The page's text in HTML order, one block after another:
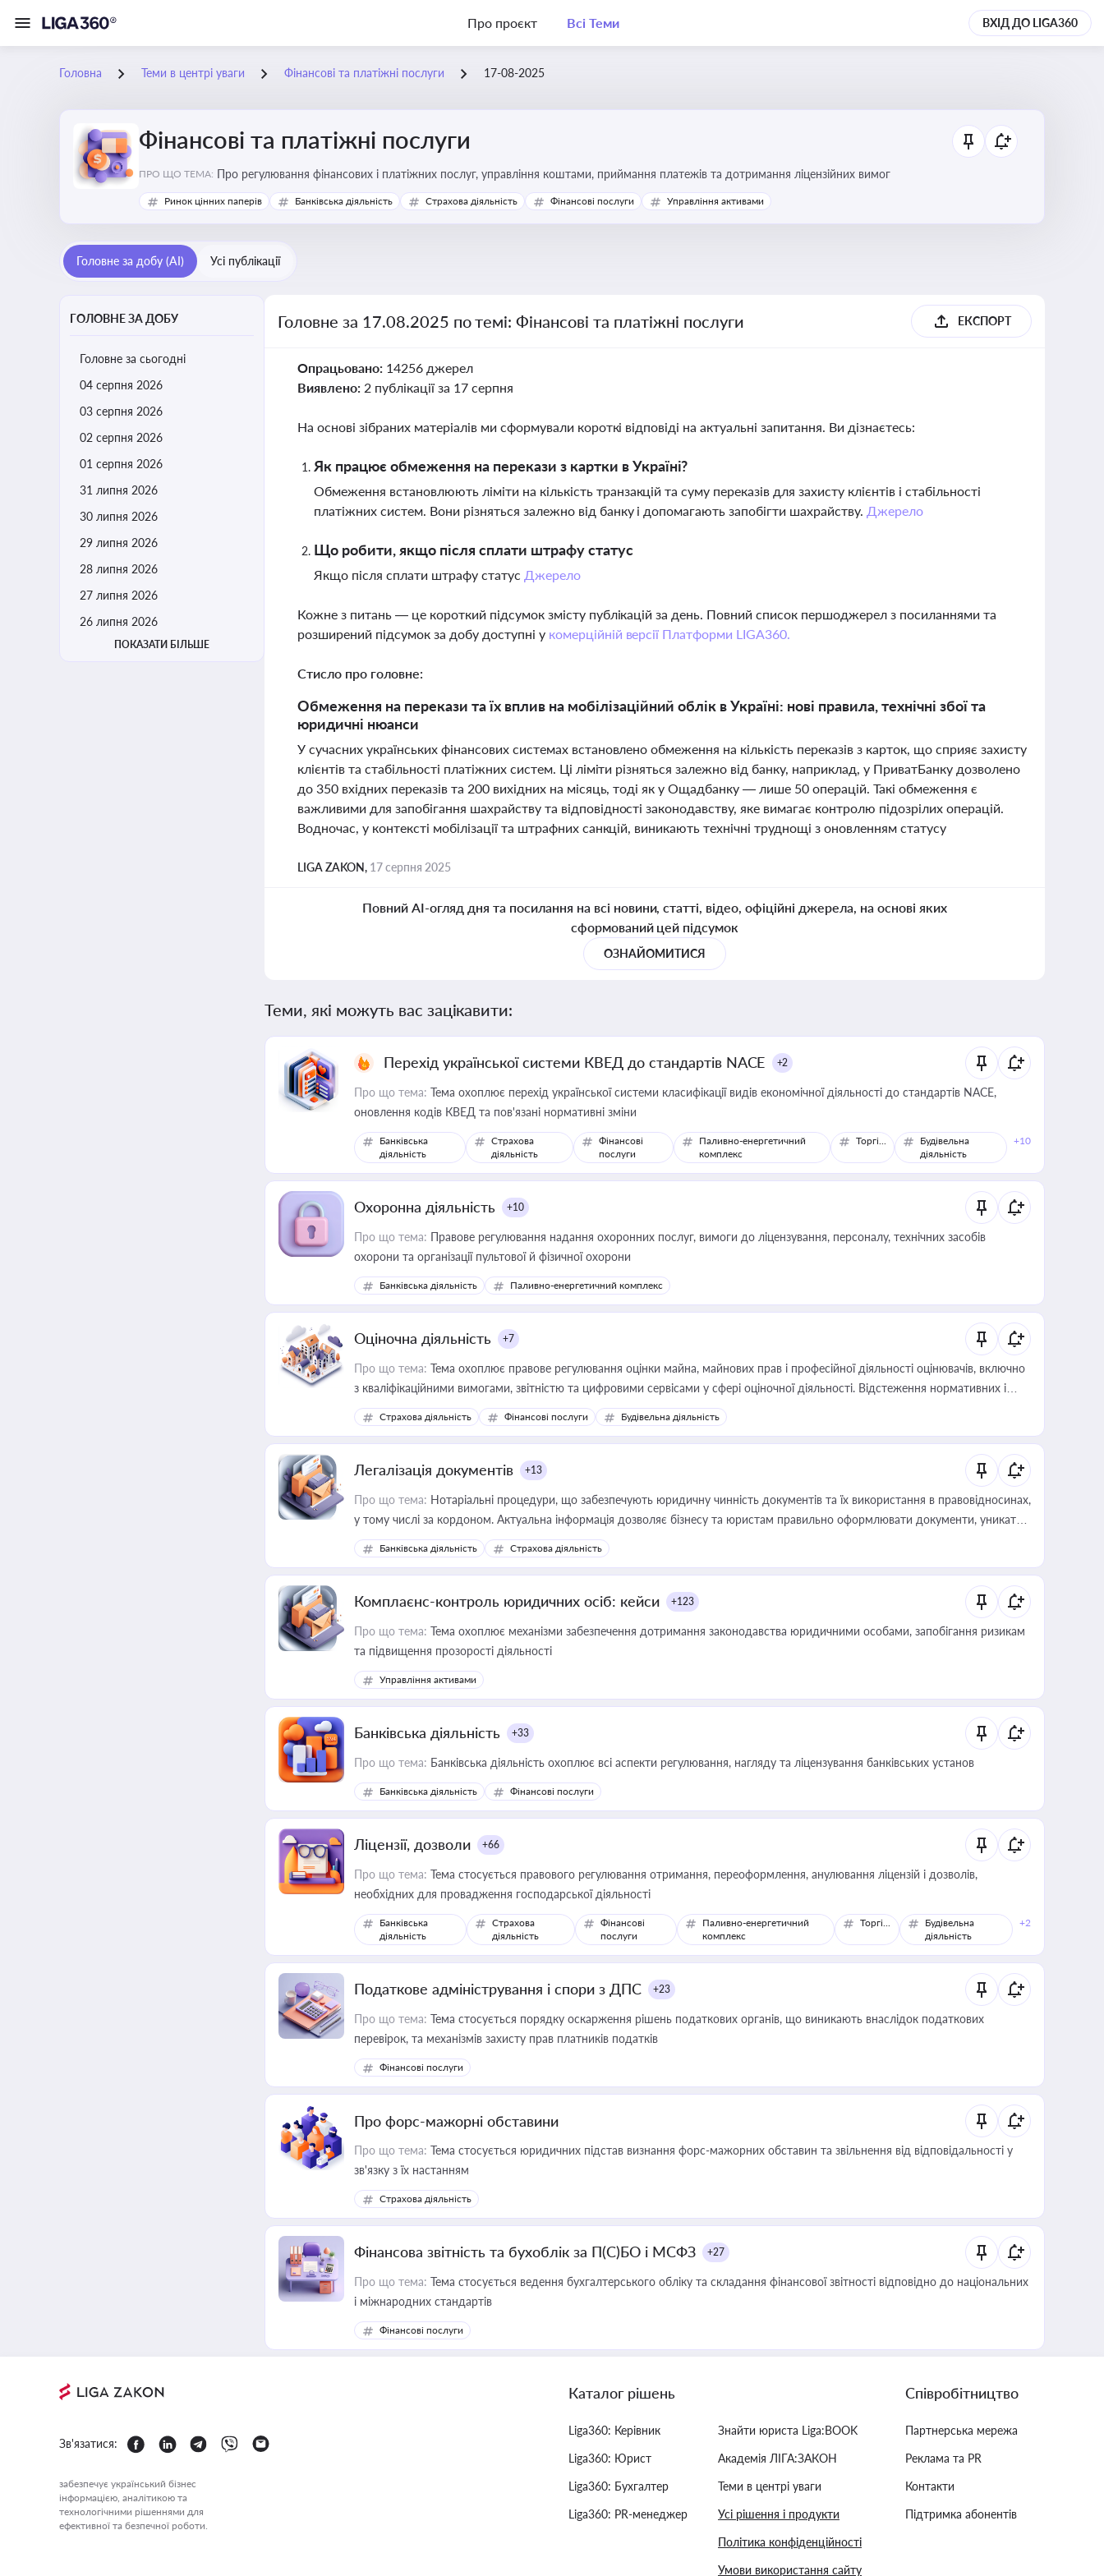
Про проєкт Всі Теми ВХІД ДО LIGA360
Головна Теми в центрі уваги Фінансові та платіжні послуги 17-08-2025
Фінансові та платіжні послуги
ПРО ЩО ТЕМА: Про регулювання фінансових і платіжних послуг, управління коштами, приймання платежів та дотримання ліцензійних вимог
Ринок цінних паперів Банківська діяльність Страхова діяльність Фінансові послуги Управління активами
Головне за добу (AI) Усі публікації
ГОЛОВНЕ ЗА ДОБУ
Головне за сьогодні
04 серпня 2026
03 серпня 2026
02 серпня 2026
01 серпня 2026
31 липня 2026
30 липня 2026
29 липня 2026
28 липня 2026
27 липня 2026
26 липня 2026
ПОКАЗАТИ БІЛЬШЕ
Головне за 17.08.2025 по темі: Фінансові та платіжні послуги ЕКСПОРТ
Опрацьовано: 14256 джерел
Виявлено: 2 публікації за 17 серпня
На основі зібраних матеріалів ми сформували короткі відповіді на актуальні запитання. Ви дізнаєтесь:
Як працює обмеження на перекази з картки в Україні?
Обмеження встановлюють ліміти на кількість транзакцій та суму переказів для захисту клієнтів і стабільності
платіжних систем. Вони різняться залежно від банку і допомагають запобігти шахрайству. Джерело
Що робити, якщо після сплати штрафу статус
Якщо після сплати штрафу статус Джерело
Кожне з питань — це короткий підсумок змісту публікацій за день. Повний список першоджерел з посиланнями та
розширений підсумок за добу доступні у комерційній версії Платформи LIGA360.
Стисло про головне:
Обмеження на перекази та їх вплив на мобілізаційний облік в Україні: нові правила, технічні збої та
юридичні нюанси
У сучасних українських фінансових системах встановлено обмеження на кількість переказів з карток, що сприяє захисту
клієнтів та стабільності платіжних систем. Ці ліміти різняться залежно від банку, наприклад, у ПриватБанку дозволено
до 350 вхідних переказів та 200 вихідних на місяць, тоді як у Ощадбанку — лише 50 операцій. Такі обмеження є
важливими для запобігання шахрайству та відповідності законодавству, яке вимагає контролю підозрілих операцій.
Водночас, у контексті мобілізації та штрафних санкцій, виникають технічні труднощі з оновленням статусу
LIGA ZAKON, 17 серпня 2025
Повний AI-огляд дня та посилання на всі новини, статті, відео, офіційні джерела, на основі яких
сформований цей підсумок
ОЗНАЙОМИТИСЯ
Теми, які можуть вас зацікавити:
Перехід української системи КВЕД до стандартів NACE +2
Про що тема: Тема охоплює перехід української системи класифікації видів економічної діяльності до стандартів NACE,
оновлення кодів КВЕД та пов'язані нормативні зміни
Банківська
діяльність
Страхова
діяльність
Фінансові
послуги
Паливно-енергетичний
комплекс
Торгівля
Будівельна
діяльність
+10
Охоронна діяльність +10
Про що тема: Правове регулювання надання охоронних послуг, вимоги до ліцензування, персоналу, технічних засобів
охорони та організації пультової й фізичної охорони
Банківська діяльність Паливно-енергетичний комплекс
Оціночна діяльність +7
Про що тема: Тема охоплює правове регулювання оцінки майна, майнових прав і професійної діяльності оцінювачів, включно
з кваліфікаційними вимогами, звітністю та цифровими сервісами у сфері оціночної діяльності. Відстеження нормативних і
медійних змін у цій сфері корисне для власника бізнесу, керівника, юриста або бухгалтера під час оподаткування,
приватизації, оренди державного майна, корпоративних угод і перевірки статусу суб'єктів оціночної діяльності
Страхова діяльність Фінансові послуги Будівельна діяльність
Легалізація документів +13
Про що тема: Нотаріальні процедури, що забезпечують юридичну чинність документів та їх використання в правовідносинах,
у тому числі за кордоном. Актуальна інформація дозволяє бізнесу та юристам правильно оформлювати документи, уникати
ризиків недійсності та забезпечувати їх належне прийняття органами влади та контрагентами
Банківська діяльність Страхова діяльність
Комплаєнс-контроль юридичних осіб: кейси +123
Про що тема: Тема охоплює механізми забезпечення дотримання законодавства юридичними особами, запобігання ризикам
та підвищення прозорості діяльності
Управління активами
Банківська діяльність +33
Про що тема: Банківська діяльність охоплює всі аспекти регулювання, нагляду та ліцензування банківських установ
Банківська діяльність Фінансові послуги
Ліцензії, дозволи +66
Про що тема: Тема стосується правового регулювання отримання, переоформлення, анулювання ліцензій і дозволів,
необхідних для провадження господарської діяльності
Банківська
діяльність
Страхова
діяльність
Фінансові
послуги
Паливно-енергетичний
комплекс
Торгівля
Будівельна
діяльність
+2
Податкове адміністрування і спори з ДПС +23
Про що тема: Тема стосується порядку оскарження рішень податкових органів, що виникають внаслідок податкових
перевірок, та механізмів захисту прав платників податків
Фінансові послуги
Про форс-мажорні обставини
Про що тема: Тема стосується юридичних підстав визнання форс-мажорних обставин та звільнення від відповідальності у
зв'язку з їх настанням
Страхова діяльність
Фінансова звітність та бухоблік за П(С)БО і МСФЗ +27
Про що тема: Тема стосується ведення бухгалтерського обліку та складання фінансової звітності відповідно до національних
і міжнародних стандартів
Фінансові послуги
Зв'язатися:
забезпечує український бізнес
інформацією, аналітикою та
технологічними рішеннями для
ефективної та безпечної роботи.
Каталог рішень
Liga360: Керівник
Liga360: Юрист
Liga360: Бухгалтер
Liga360: PR-менеджер
Знайти юриста Liga:BOOK
Академія ЛІГА:ЗАКОН
Теми в центрі уваги
Усі рішення і продукти
Політика конфіденційності
Умови використання сайту
Співробітництво
Партнерська мережа
Реклама та PR
Контакти
Підтримка абонентів